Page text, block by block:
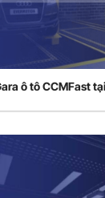
ô tô CCMFast